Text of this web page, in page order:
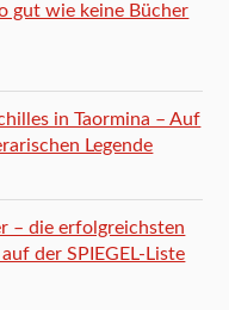
gut wie keine Bücher
in Taormina – Auf
Legende
– die erfolgreichsten
der SPIEGEL-Liste